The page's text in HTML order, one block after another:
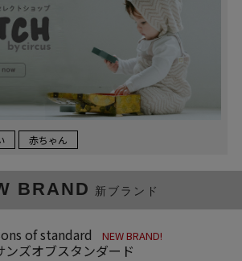
赤ちゃん
BRAND 新ブランド
of standard NEW BRAND!
ンズオブスタンダード